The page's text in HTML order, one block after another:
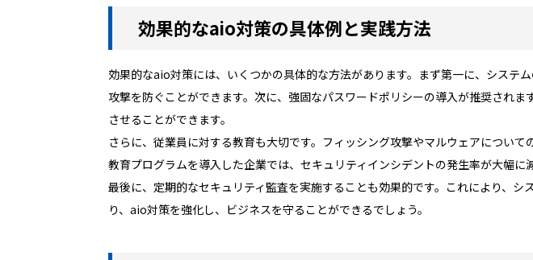
効果的なaio対策の具体例と実践方法
効果的なaio対策には、いくつかの具体的な方法があります。まず第一に、システ
攻撃を防ぐことができます。次に、強固なパスワードポリシーの導入が推奨され
させることができます。
さらに、従業員に対する教育も大切です。フィッシング攻撃やマルウェアについ
教育プログラムを導入した企業では、セキュリティインシデントの発生率が大幅に
最後に、定期的なセキュリティ監査を実施することも効果的です。これにより、
り、aio対策を強化し、ビジネスを守ることができるでしょう。